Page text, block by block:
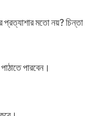
মতো নয়? চিন্তা
পারবেন।